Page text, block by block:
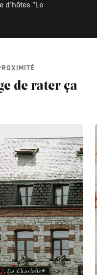
d'hôtes "Le
de rater ça